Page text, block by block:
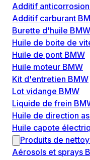
Additif
Additif carburant
Burette d'huile BMW
Huile de boite de
Huile de pont BMW
Huile moteur BMW
Kit d'entretien BMW
Lot vidange BMW
Liquide de frein
Huile de direction
Huile capote
Produits de
Aérosols et sprays